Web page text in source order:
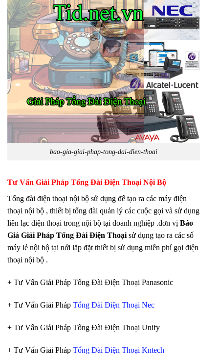
bao-gia-giai-phap-tong-dai-dien-thoai
Tư Vấn Giải Pháp Tổng Đài Điện Thoại Nội Bộ
Tổng đài điện thoại nội bộ sử dụng để tạo ra các máy điện
thoại nội bộ , thiết bị tổng đài quản lý các cuộc gọi và sử dụng
liên lạc điện thoại trong nội bộ tại doanh nghiệp .đơn vị Báo
Giá Giải Pháp Tổng Đài Điện Thoạisử dụng tạo ra các số
máy lẻ nội bộ tại nới lắp đặt thiết bị sử dụng miễn phí gọi điện
thoại nội bộ .
+ Tư Vấn Giải Pháp Tổng Đài Điện Thoại Panasonic
+ Tư Vấn Giải Pháp Tổng Đài Điện Thoại Nec
+ Tư Vấn Giải Pháp Tổng Đài Điện Thoại Unify
+ Tư Vấn Giải Pháp Tổng Đài Điện Thoại Kntech